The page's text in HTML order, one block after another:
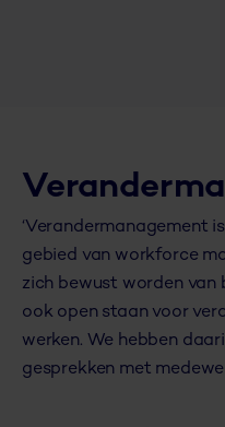
‘Verandermanagement
gebied van workforce
zich bewust worden van
ook open staan voor
werken. We hebben
gesprekken met